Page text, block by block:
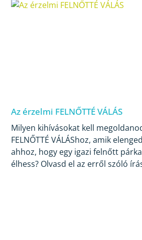
Az érzelmi FELNŐTTÉ VÁLÁS
Milyen kihívásokat kell
FELNŐTTÉ VÁLÁShoz, amik
ahhoz, hogy egy igazi felnőtt
élhess? Olvasd el az erről szóló